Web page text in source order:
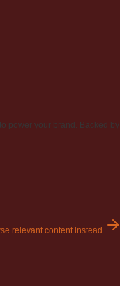
power your brand. Backed
relevant content instead